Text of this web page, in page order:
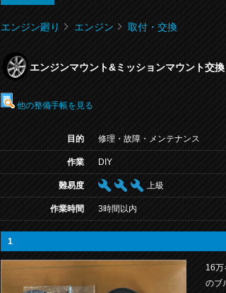
エンジン廻り エンジン 取付・交換
エンジンマウント&ミッションマウント交換
他の整備手帳を見る
目的 修理・故障・メンテナンス
作業 DIY
難易度 上級
作業時間 3時間以内
1
16万
のブ